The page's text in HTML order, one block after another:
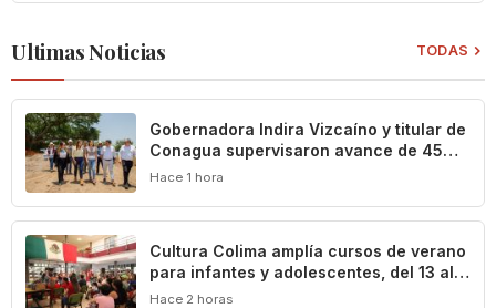
Ultimas Noticias TODAS
Gobernadora Indira Vizcaíno y titular de
Conagua supervisaron avance de 45%
en la construcción del acueducto ‘Agua
Hace 1 hora
Cultura Colima amplía cursos de verano
para infantes y adolescentes, del 13 al
17 de agosto
Hace 2 horas